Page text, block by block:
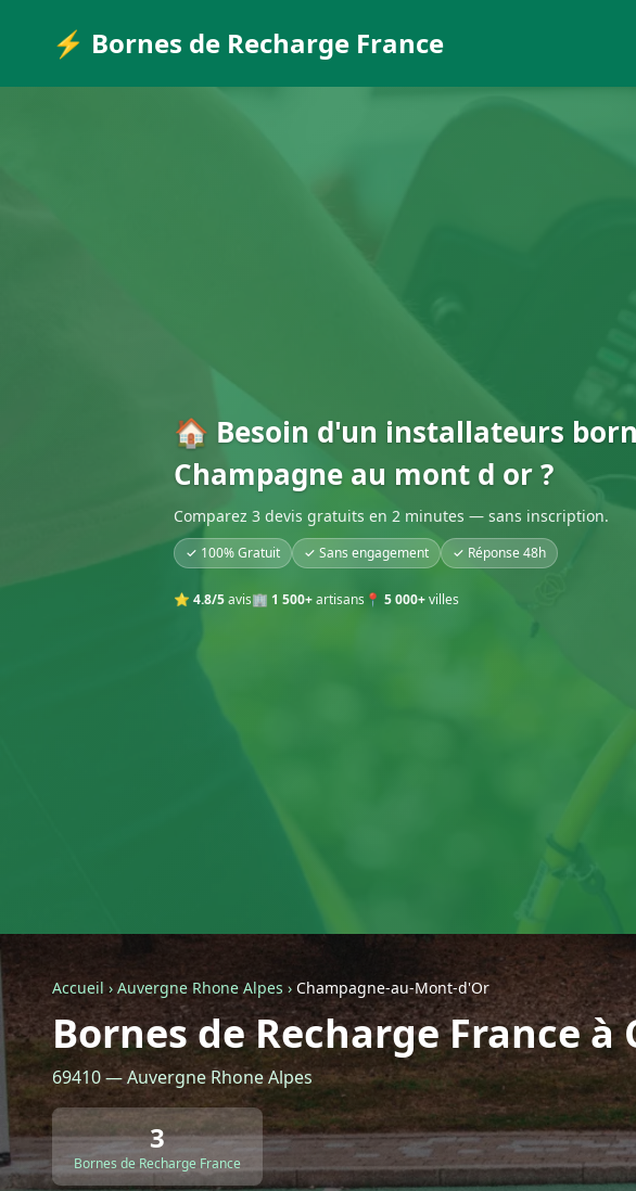
⚡ Bornes de Recharge France
🏠 Besoin d'un installateurs
Champagne au mont d or ?
Comparez 3 devis gratuits en 2 minutes — sans inscription.
✓ 100% Gratuit ✓ Sans engagement ✓ Réponse 48h
⭐ 4.8/5avis🏢 1 500+artisans 📍 5 000+villes
Accueil › Auvergne Rhone Alpes › Champagne-au-Mont-d'Or
Bornes de Recharge France
69410 — Auvergne Rhone Alpes
3
Bornes de Recharge France